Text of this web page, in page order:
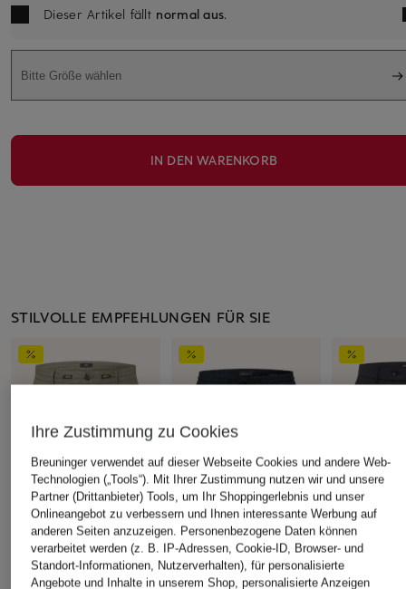
Dieser Artikel fällt normal aus.
Bitte Größe wählen
IN DEN WARENKORB
STILVOLLE EMPFEHLUNGEN FÜR SIE
CINQUE
Shorts CIJUNO mit
STROKESMAN'S
Shorts Regular Fit mit
CINQUE
Shorts
Ihre Zustimmung zu Cookies
Breuninger verwendet auf dieser Webseite Cookies und andere Web-
Technologien („Tools“). Mit Ihrer Zustimmung nutzen wir und unsere
Partner (Drittanbieter) Tools, um Ihr Shoppingerlebnis und unser
Onlineangebot zu verbessern und Ihnen interessante Werbung auf
anderen Seiten anzuzeigen. Personenbezogene Daten können
verarbeitet werden (z. B. IP-Adressen, Cookie-ID, Browser- und
Standort-Informationen, Nutzerverhalten), für personalisierte
Angebote und Inhalte in unserem Shop, personalisierte Anzeigen